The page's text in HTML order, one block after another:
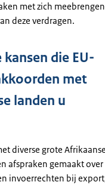
met zich
deze verdragen.
kansen die EU-
met
landen u
diverse grote Afrikaanse
afspraken gemaakt over
invoerrechten bij